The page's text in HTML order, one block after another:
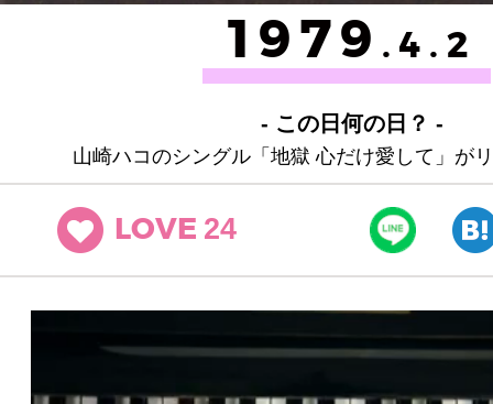
1979 .4.2
- この日何の日？ -
山崎ハコのシングル「地獄 心だけ愛して」が
LOVE 24